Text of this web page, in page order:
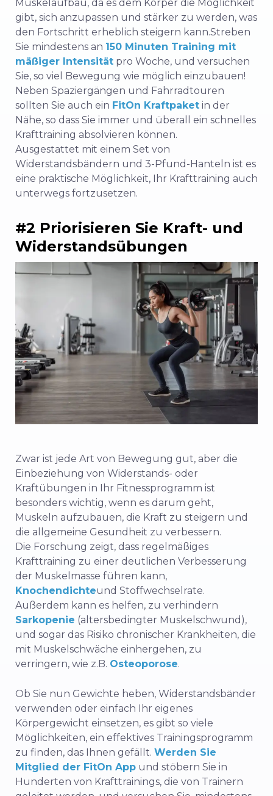
Muskelaufbau, da es dem Körper die Möglichkeit
gibt, sich anzupassen und stärker zu werden, was
den Fortschritt erheblich steigern kann.Streben
Sie mindestens an 150 Minuten Training mit
mäßiger Intensität pro Woche, und versuchen
Sie, so viel Bewegung wie möglich einzubauen!
Neben Spaziergängen und Fahrradtouren
sollten Sie auch ein FitOn Kraftpaket in der
Nähe, so dass Sie immer und überall ein schnelles
Krafttraining absolvieren können.
Ausgestattet mit einem Set von
Widerstandsbändern und 3-Pfund-Hanteln ist es
eine praktische Möglichkeit, Ihr Krafttraining auch
unterwegs fortzusetzen.
#2 Priorisieren Sie Kraft- und
Widerstandsübungen
Zwar ist jede Art von Bewegung gut, aber die
Einbeziehung von Widerstands- oder
Kraftübungen in Ihr Fitnessprogramm ist
besonders wichtig, wenn es darum geht,
Muskeln aufzubauen, die Kraft zu steigern und
die allgemeine Gesundheit zu verbessern.
Die Forschung zeigt, dass regelmäßiges
Krafttraining zu einer deutlichen Verbesserung
der Muskelmasse führen kann,
Knochendichteund Stoffwechselrate.
Außerdem kann es helfen, zu verhindern
Sarkopenie (altersbedingter Muskelschwund),
und sogar das Risiko chronischer Krankheiten, die
mit Muskelschwäche einhergehen, zu
verringern, wie z.B. Osteoporose.
Ob Sie nun Gewichte heben, Widerstandsbänder
verwenden oder einfach Ihr eigenes
Körpergewicht einsetzen, es gibt so viele
Möglichkeiten, ein effektives Trainingsprogramm
zu finden, das Ihnen gefällt. Werden Sie
Mitglied der FitOn App und stöbern Sie in
Hunderten von Krafttrainings, die von Trainern